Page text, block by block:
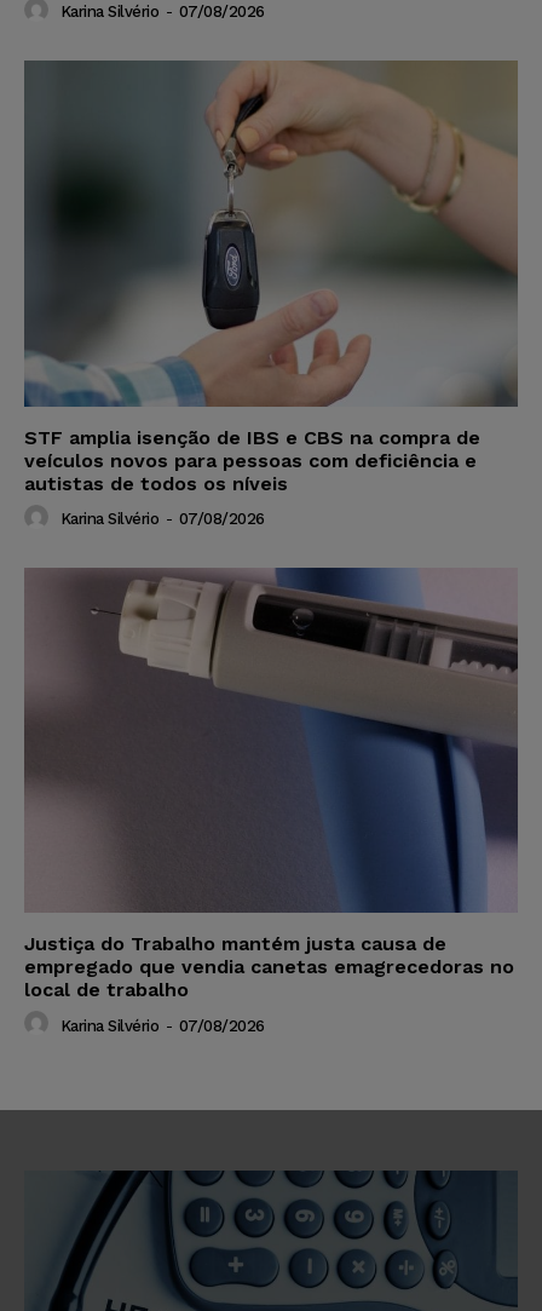
Karina Silvério - 07/08/2026
STF amplia isenção de IBS e CBS na compra de
veículos novos para pessoas com deficiência e
autistas de todos os níveis
Karina Silvério - 07/08/2026
Justiça do Trabalho mantém justa causa de
empregado que vendia canetas emagrecedoras no
local de trabalho
Karina Silvério - 07/08/2026